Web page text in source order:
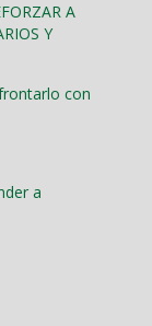
A
Y
con
a